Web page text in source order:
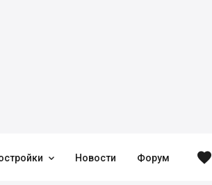
 Новости Форум 